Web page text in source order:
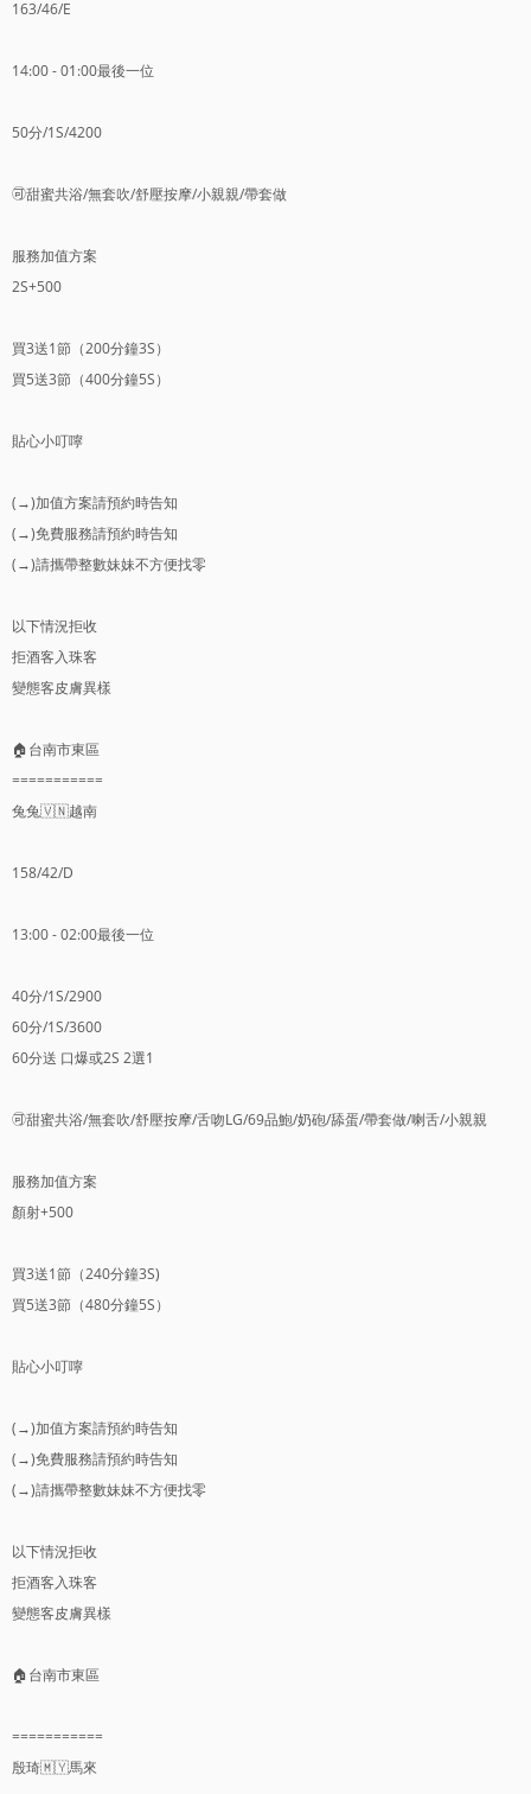
163/46/E
14:00 - 01:00最後一位
50分/1S/4200
🉑️甜蜜共浴/無套吹/舒壓按摩/小親親/帶套做
服務加值方案
2S+500
買3送1節（200分鐘3S）
買5送3節（400分鐘5S）
貼心小叮嚀
(→)加值方案請預約時告知
(→)免費服務請預約時告知
(→)請攜帶整數妹妹不方便找零
以下情況拒收
拒酒客入珠客
變態客皮膚異樣
🏠台南市東區
===========
兔兔🇻🇳越南
158/42/D
13:00 - 02:00最後一位
40分/1S/2900
60分/1S/3600
60分送 口爆或2S 2選1
🉑️甜蜜共浴/無套吹/舒壓按摩/舌吻LG/69品鮑/奶砲/舔蛋/帶套做/喇舌/小親親
服務加值方案
顏射+500
買3送1節（240分鐘3S)
買5送3節（480分鐘5S）
貼心小叮嚀
(→)加值方案請預約時告知
(→)免費服務請預約時告知
(→)請攜帶整數妹妹不方便找零
以下情況拒收
拒酒客入珠客
變態客皮膚異樣
🏠台南市東區
===========
殷琦🇲🇾馬來